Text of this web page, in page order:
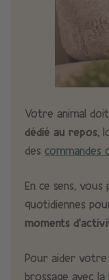
Votre animal
dédié au repos,
des commandes
En ce sens,
quotidiennes
moments
Pour aider votre
brossage avec la